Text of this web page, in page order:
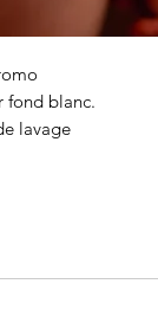
fond blanc.
lavage